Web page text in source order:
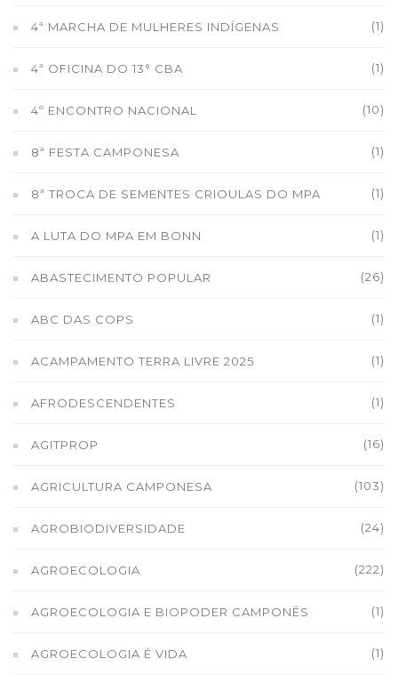
4ª MARCHA DE MULHERES INDÍGENAS (1)
4ª OFICINA DO 13° CBA (1)
4º ENCONTRO NACIONAL (10)
8ª FESTA CAMPONESA (1)
8ª TROCA DE SEMENTES CRIOULAS DO MPA (1)
A LUTA DO MPA EM BONN (1)
ABASTECIMENTO POPULAR (26)
ABC DAS COPS (1)
ACAMPAMENTO TERRA LIVRE 2025 (1)
AFRODESCENDENTES (1)
AGITPROP (16)
AGRICULTURA CAMPONESA (103)
AGROBIODIVERSIDADE (24)
AGROECOLOGIA (222)
AGROECOLOGIA E BIOPODER CAMPONÊS (1)
AGROECOLOGIA É VIDA (1)